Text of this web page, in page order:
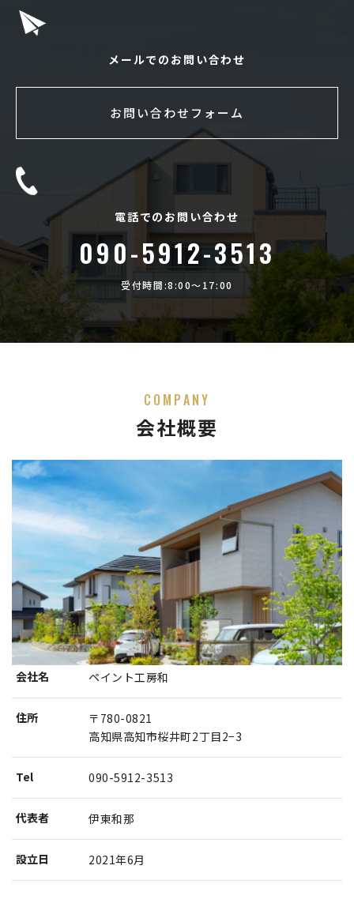
メールでのお問い合わせ
お問い合わせフォーム
電話でのお問い合わせ
090-5912-3513
受付時間:8:00〜17:00
COMPANY
会社概要
会社名 ペイント工房和
住所
〒780-0821
高知県高知市桜井町2丁目2−3
Tel 090-5912-3513
代表者 伊東和那
設⽴⽇ 2021年6月